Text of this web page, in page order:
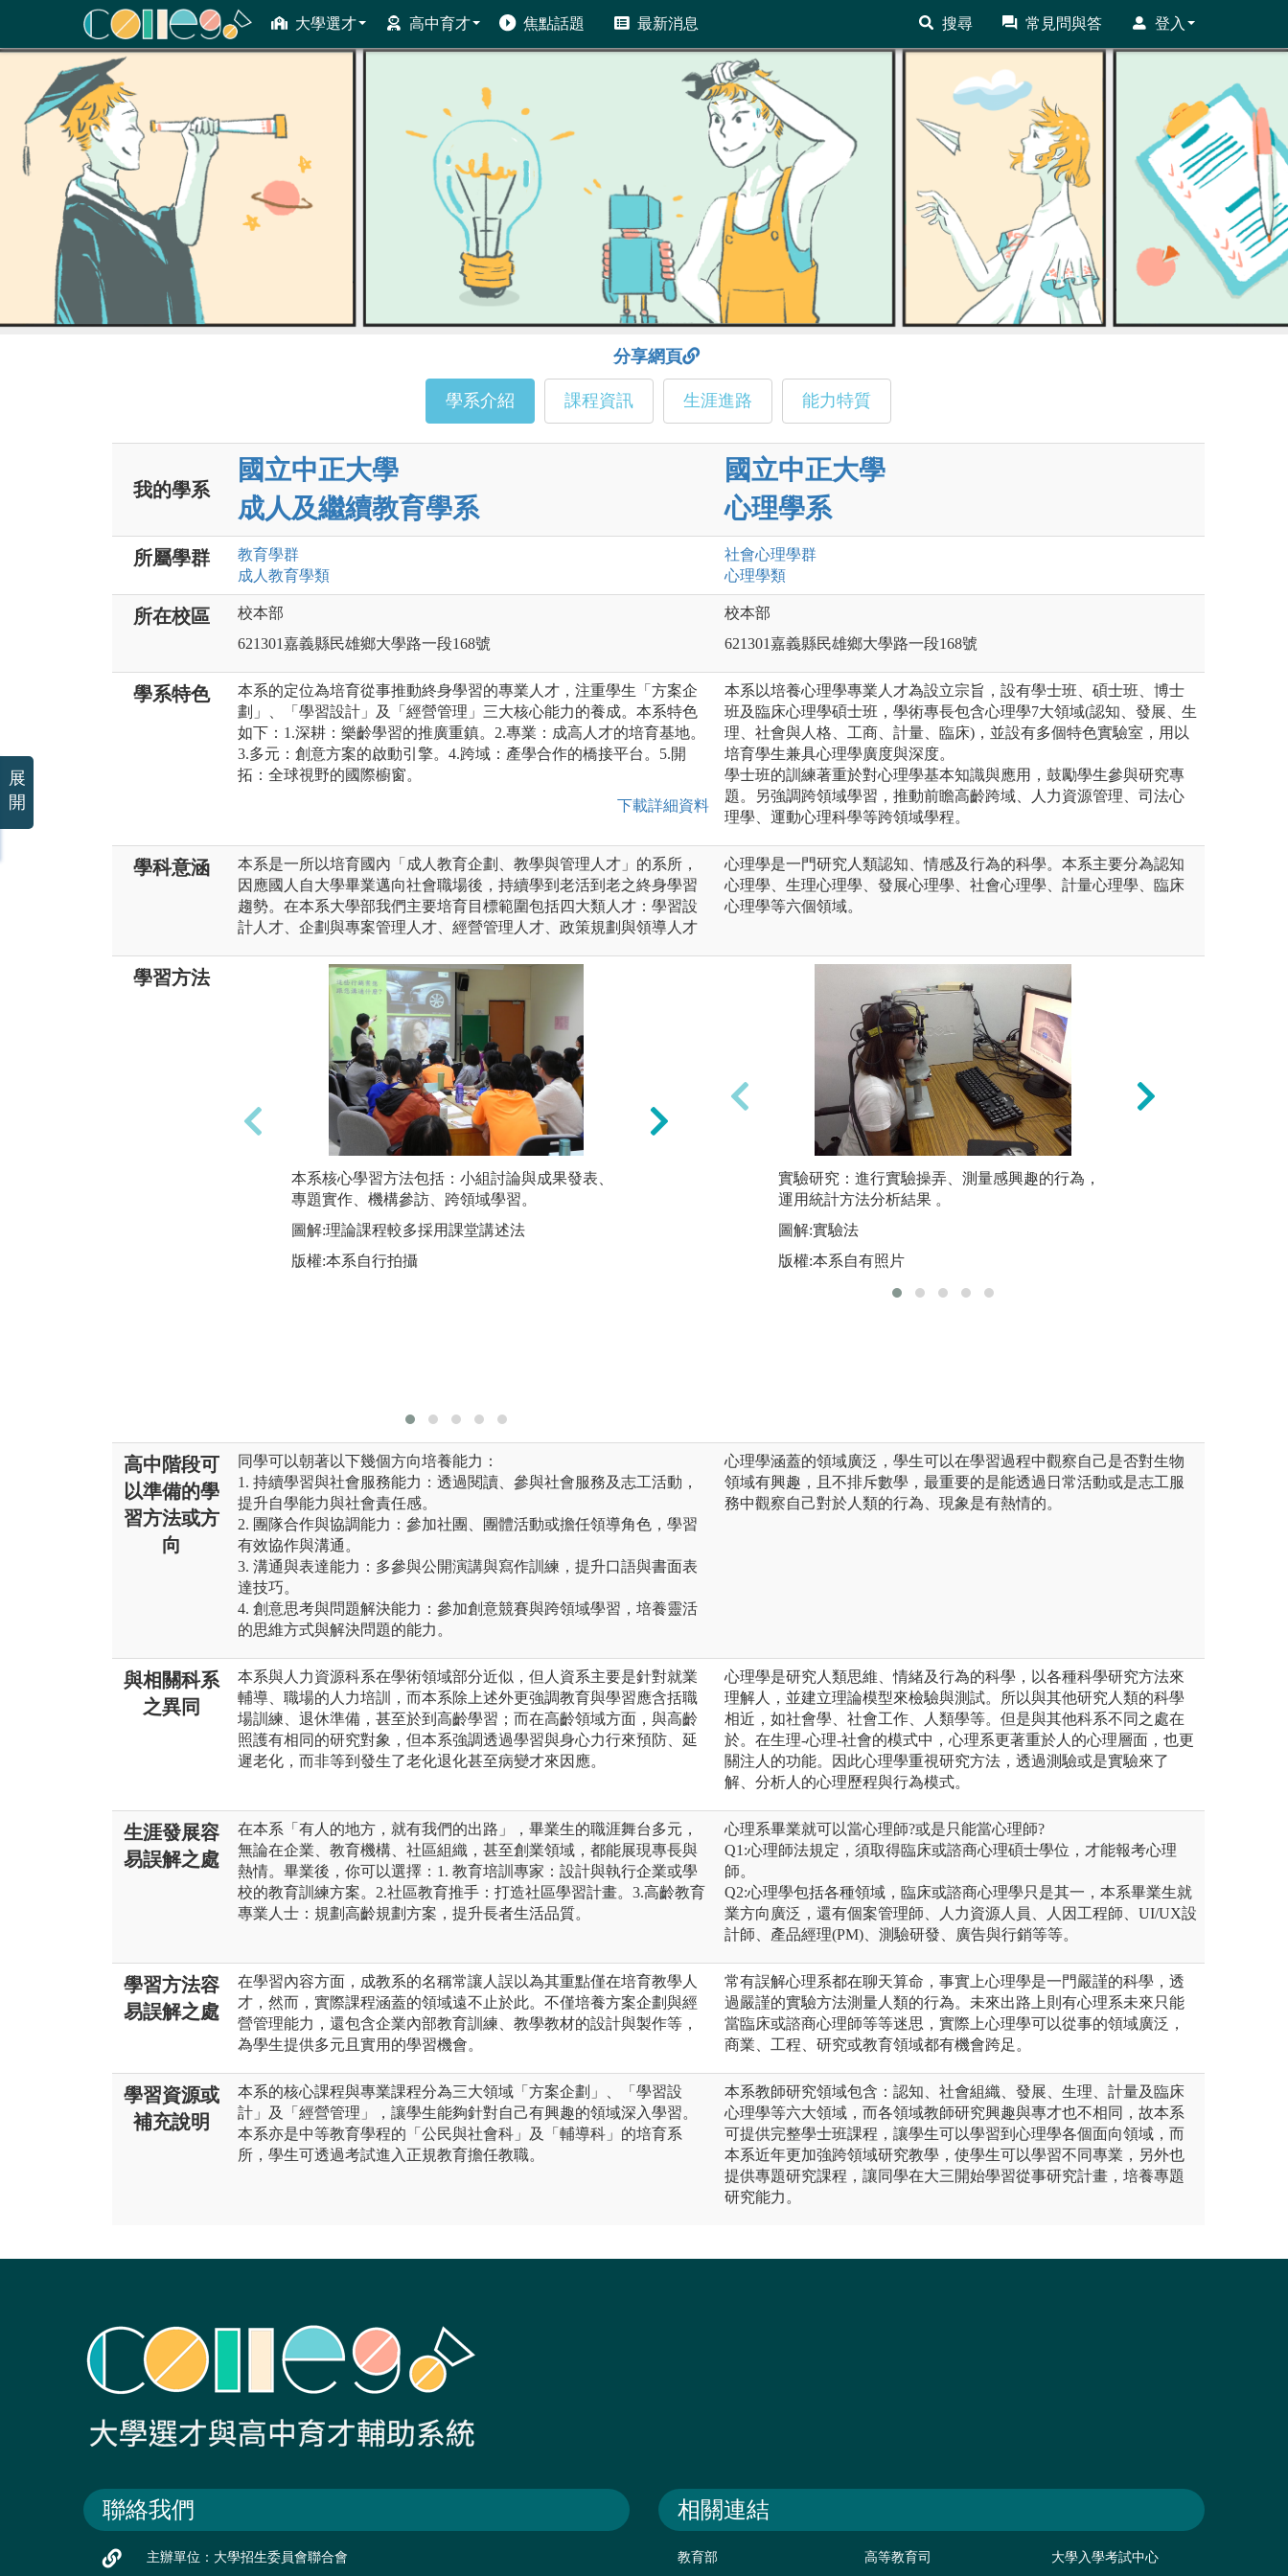
大學選才 高中育才 焦點話題 最新消息 搜尋 常見問與答 登入
ColleGo! 大學選才與高中育才輔助系統
分享網頁
學系介紹 課程資訊 生涯進路 能力特質
我的學系
國立中正大學
成人及繼續教育學系
國立中正大學
心理學系
所屬學群 教育學群
成人教育學類
社會心理學群
心理學類
所在校區
校本部
621301嘉義縣民雄鄉大學路一段168號
校本部
621301嘉義縣民雄鄉大學路一段168號
學系特色
本系的定位為培育從事推動終身學習的專業人才，注重學生「方案企
劃」、「學習設計」及「經營管理」三大核心能力的養成。本系特色
如下：1.深耕：樂齡學習的推廣重鎮。2.專業：成高人才的培育基地。
3.多元：創意方案的啟動引擎。4.跨域：產學合作的橋接平台。5.開
拓：全球視野的國際櫥窗。
下載詳細資料
本系以培養心理學專業人才為設立宗旨，設有學士班、碩士班、博士
班及臨床心理學碩士班，學術專長包含心理學7大領域(認知、發展、生
理、社會與人格、工商、計量、臨床)，並設有多個特色實驗室，用以
培育學生兼具心理學廣度與深度。
學士班的訓練著重於對心理學基本知識與應用，鼓勵學生參與研究專
題。另強調跨領域學習，推動前瞻高齡跨域、人力資源管理、司法心
理學、運動心理科學等跨領域學程。
學科意涵
本系是一所以培育國內「成人教育企劃、教學與管理人才」的系所，
因應國人自大學畢業邁向社會職場後，持續學到老活到老之終身學習
趨勢。在本系大學部我們主要培育目標範圍包括四大類人才：學習設
計人才、企劃與專案管理人才、經營管理人才、政策規劃與領導人才
心理學是一門研究人類認知、情感及行為的科學。本系主要分為認知
心理學、生理心理學、發展心理學、社會心理學、計量心理學、臨床
心理學等六個領域。
學習方法
本系核心學習方法包括：小組討論與成果發表、
專題實作、機構參訪、跨領域學習。
圖解:理論課程較多採用課堂講述法
版權:本系自行拍攝
小組討論與成果發表：以成人學習方案理論為基
礎，導入個案作為分析目標，由教師帶領分組學
生進行探討分析，更對外辦理包括高齡者、社區
組織成員參與的跨世代學習或成果發表活動，例
如：方案實施與評鑑、社區教育、高齡產業分
實驗研究：進行實驗操弄、測量感興趣的行為，
運用統計方法分析結果 。
圖解:實驗法
版權:本系自有照片
高中階段可
以準備的學
習方法或方
向
同學可以朝著以下幾個方向培養能力：
1. 持續學習與社會服務能力：透過閱讀、參與社會服務及志工活動，
提升自學能力與社會責任感。
2. 團隊合作與協調能力：參加社團、團體活動或擔任領導角色，學習
有效協作與溝通。
3. 溝通與表達能力：多參與公開演講與寫作訓練，提升口語與書面表
達技巧。
4. 創意思考與問題解決能力：參加創意競賽與跨領域學習，培養靈活
的思維方式與解決問題的能力。
心理學涵蓋的領域廣泛，學生可以在學習過程中觀察自己是否對生物
領域有興趣，且不排斥數學，最重要的是能透過日常活動或是志工服
務中觀察自己對於人類的行為、現象是有熱情的。
與相關科系
之異同
本系與人力資源科系在學術領域部分近似，但人資系主要是針對就業
輔導、職場的人力培訓，而本系除上述外更強調教育與學習應含括職
場訓練、退休準備，甚至於到高齡學習；而在高齡領域方面，與高齡
照護有相同的研究對象，但本系強調透過學習與身心力行來預防、延
遲老化，而非等到發生了老化退化甚至病變才來因應。
心理學是研究人類思維、情緒及行為的科學，以各種科學研究方法來
理解人，並建立理論模型來檢驗與測試。所以與其他研究人類的科學
相近，如社會學、社會工作、人類學等。但是與其他科系不同之處在
於。在生理-心理-社會的模式中，心理系更著重於人的心理層面，也更
關注人的功能。因此心理學重視研究方法，透過測驗或是實驗來了
解、分析人的心理歷程與行為模式。
生涯發展容
易誤解之處
在本系「有人的地方，就有我們的出路」，畢業生的職涯舞台多元，
無論在企業、教育機構、社區組織，甚至創業領域，都能展現專長與
熱情。畢業後，你可以選擇：1. 教育培訓專家：設計與執行企業或學
校的教育訓練方案。2.社區教育推手：打造社區學習計畫。3.高齡教育
專業人士：規劃高齡規劃方案，提升長者生活品質。
心理系畢業就可以當心理師?或是只能當心理師?
Q1:心理師法規定，須取得臨床或諮商心理碩士學位，才能報考心理
師。
Q2:心理學包括各種領域，臨床或諮商心理學只是其一，本系畢業生就
業方向廣泛，還有個案管理師、人力資源人員、人因工程師、UI/UX設
計師、產品經理(PM)、測驗研發、廣告與行銷等等。
學習方法容
易誤解之處
在學習內容方面，成教系的名稱常讓人誤以為其重點僅在培育教學人
才，然而，實際課程涵蓋的領域遠不止於此。不僅培養方案企劃與經
營管理能力，還包含企業內部教育訓練、教學教材的設計與製作等，
為學生提供多元且實用的學習機會。
常有誤解心理系都在聊天算命，事實上心理學是一門嚴謹的科學，透
過嚴謹的實驗方法測量人類的行為。未來出路上則有心理系未來只能
當臨床或諮商心理師等等迷思，實際上心理學可以從事的領域廣泛，
商業、工程、研究或教育領域都有機會跨足。
學習資源或
補充說明
本系的核心課程與專業課程分為三大領域「方案企劃」、「學習設
計」及「經營管理」，讓學生能夠針對自己有興趣的領域深入學習。
本系亦是中等教育學程的「公民與社會科」及「輔導科」的培育系
所，學生可透過考試進入正規教育擔任教職。
本系教師研究領域包含：認知、社會組織、發展、生理、計量及臨床
心理學等六大領域，而各領域教師研究興趣與專才也不相同，故本系
可提供完整學士班課程，讓學生可以學習到心理學各個面向領域，而
本系近年更加強跨領域研究教學，使學生可以學習不同專業，另外也
提供專題研究課程，讓同學在大三開始學習從事研究計畫，培養專題
研究能力。
聯絡我們
主辦單位：大學招生委員會聯合會
相關連結
教育部 高等教育司 大學入學考試中心
展
開